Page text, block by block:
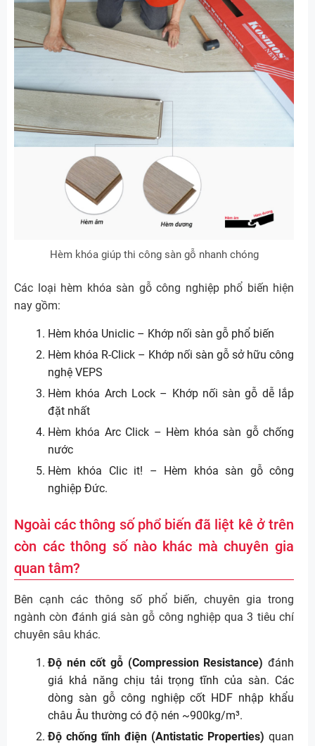
Hèm khóa giúp thi công sàn gỗ nhanh chóng
Các loại hèm khóa sàn gỗ công nghiệp phổ biến hiện
nay gồm:
Hèm khóa Uniclic – Khớp nối sàn gỗ phổ biến
Hèm khóa R-Click – Khớp nối sàn gỗ sở hữu công
nghệ VEPS
Hèm khóa Arch Lock – Khớp nối sàn gỗ dễ lắp
đặt nhất
Hèm khóa Arc Click – Hèm khóa sàn gỗ chống
nước
Hèm khóa Clic it! – Hèm khóa sàn gỗ công
nghiệp Đức.
Ngoài các thông số phổ biến đã liệt kê ở trên
còn các thông số nào khác mà chuyên gia
quan tâm?
Bên cạnh các thông số phổ biến, chuyên gia trong
ngành còn đánh giá sàn gỗ công nghiệp qua 3 tiêu chí
chuyên sâu khác.
Độ nén cốt gỗ (Compression Resistance) đánh
giá khả năng chịu tải trọng tĩnh của sàn. Các
dòng sàn gỗ công nghiệp cốt HDF nhập khẩu
châu Âu thường có độ nén ~900kg/m³.
Độ chống tĩnh điện (Antistatic Properties) quan